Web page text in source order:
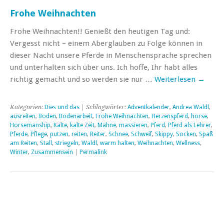
Frohe Weihnachten
Frohe Weihnachten!! Genießt den heutigen Tag und:
Vergesst nicht – einem Aberglauben zu Folge können in
dieser Nacht unsere Pferde in Menschensprache sprechen
und unterhalten sich über uns. Ich hoffe, Ihr habt alles
richtig gemacht und so werden sie nur … Weiterlesen →
Kategorien: Dies und das | Schlagwörter: Adventkalender, Andrea Waldl ,
ausreiten, Boden, Bodenarbeit, Frohe Weihnachten, Herzenspferd, horse,
Horsemanship, Kälte, kalte Zeit, Mähne, massieren, Pferd, Pferd als Lehrer,
Pferde, Pflege, putzen, reiten, Reiter, Schnee, Schweif, Skippy, Socken, Spaß
am Reiten, Stall , striegeln, Waldl , warm halten, Weihnachten, Wellness,
Winter, Zusammensein Permalink